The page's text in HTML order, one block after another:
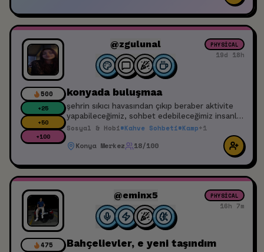
500
+25
+50
+100
@zgulunal PHYSICAL
19d 18h
konyada buluşmaa
şehrin sıkıcı havasından çıkıp beraber aktivite
yapabileceğimiz, sohbet edebileceğimiz insanlar
arıyorum. uygulamada konyadan etkinlik
Sosyal & Hobi#Kahve Sohbeti#Kamp+1
Konya Merkez 18/100
475
@eminx5 PHYSICAL
16h 7m
Bahçelievler, e yeni taşındım